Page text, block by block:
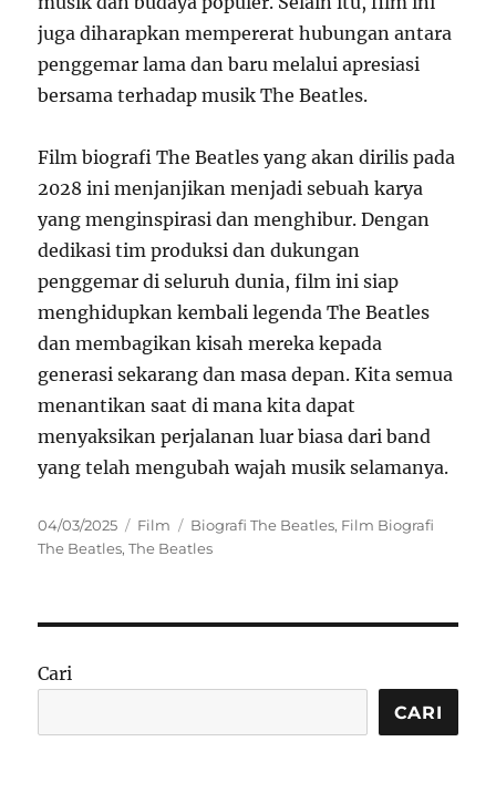
juga diharapkan mempererat hubungan antara
penggemar lama dan baru melalui apresiasi
bersama terhadap musik The Beatles.
Film biografi The Beatles yang akan dirilis pada
2028 ini menjanjikan menjadi sebuah karya
yang menginspirasi dan menghibur. Dengan
dedikasi tim produksi dan dukungan
penggemar di seluruh dunia, film ini siap
menghidupkan kembali legenda The Beatles
dan membagikan kisah mereka kepada
generasi sekarang dan masa depan. Kita semua
menantikan saat di mana kita dapat
menyaksikan perjalanan luar biasa dari band
yang telah mengubah wajah musik selamanya.
Posted
on
04/03/2025 Categories
Film Tags
Biografi The Beatles, Film Biografi
The Beatles,The Beatles
Cari
CARI